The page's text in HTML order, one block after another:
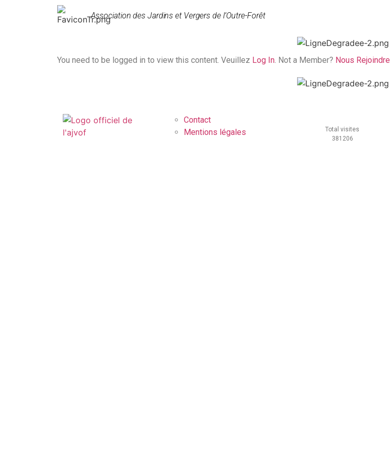
Association des Jardins et Vergers de l’Outre-Forêt
You need to be logged in to view this content. Veuillez Log In . Not a Member? Nous Rejoindre
Contact
Mentions légales
Total visites
381206